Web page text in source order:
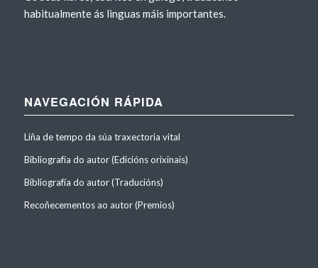
habitualmente ás linguas máis importantes.
NAVEGACIÓN RÁPIDA
Liña de tempo da súa traxectoria vital
Bibliografía do autor (Edicións orixinais)
Bibliografía do autor (Traducións)
Recoñecementos ao autor (Premios)